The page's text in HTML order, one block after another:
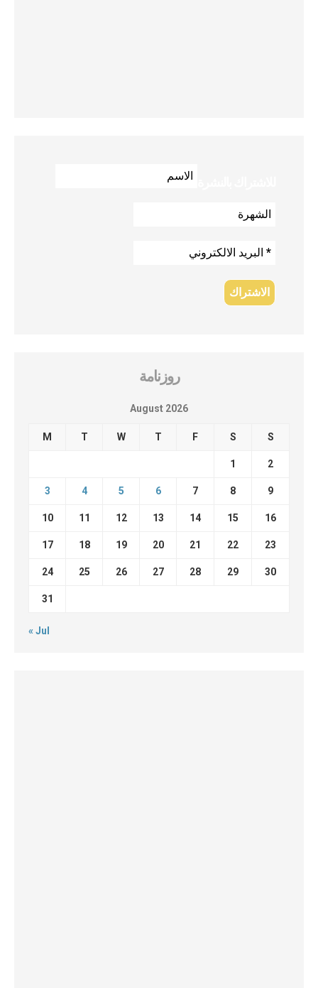
روزنامة
August 2026
M T W T F S S
1 2
3 4 5 6 7 8 9
10 11 12 13 14 15 16
17 18 19 20 21 22 23
24 25 26 27 28 29 30
31
« Jul